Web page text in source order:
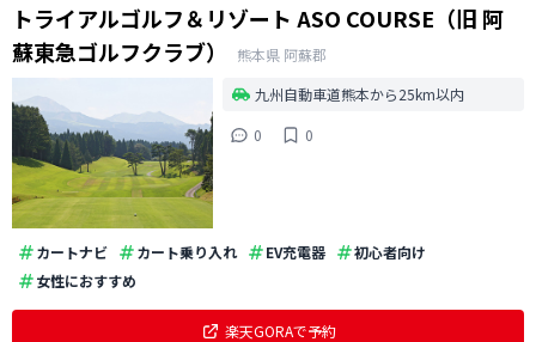
トライアルゴルフ＆リゾート ASO COURSE（旧 阿
蘇東急ゴルフクラブ）
熊本県 阿蘇郡
九州自動車道熊本から25km以内
0
0
カートナビ カート乗り入れ EV充電器
初心者向け
女性におすすめ
楽天GORAで予約